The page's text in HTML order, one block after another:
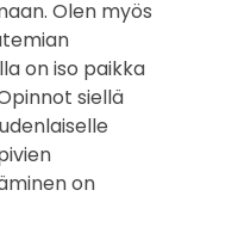
Olen myös
on iso paikka
siellä
on